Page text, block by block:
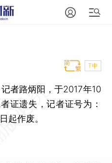
T中
记者路炳阳，于2017年10
证遗失，记者证号为：
起作废。